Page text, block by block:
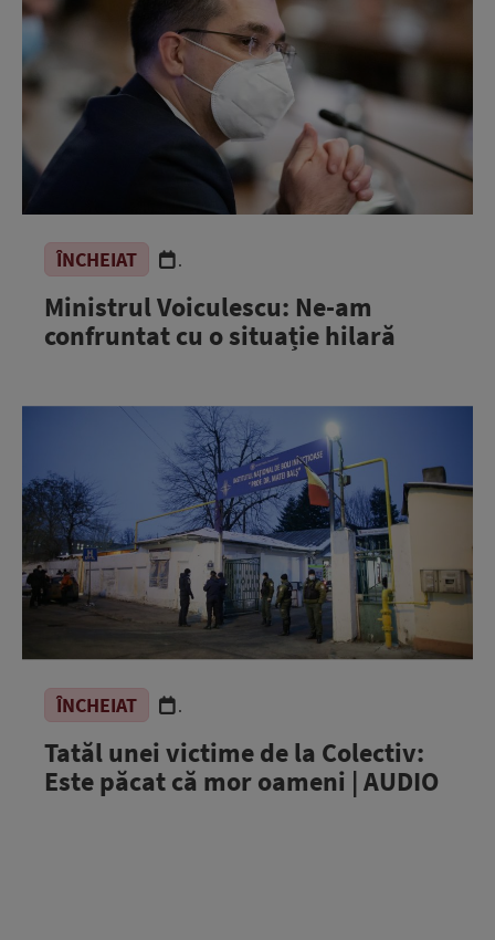
ÎNCHEIAT .
Ministrul Voiculescu: Ne-am
confruntat cu o situație hilară
ÎNCHEIAT .
Tatăl unei victime de la Colectiv:
Este păcat că mor oameni | AUDIO